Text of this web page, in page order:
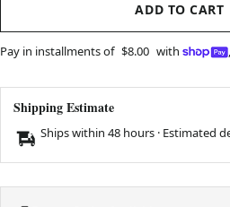
ADD TO CART
Pay in installments of $8.00 with
Shipping Estimate
Ships within 48 hours · Estimated